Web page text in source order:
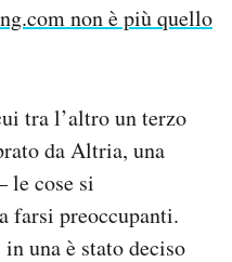
non è più quello
tra l’altro un terzo
da Altria, una
le cose si
farsi preoccupanti.
una è stato deciso